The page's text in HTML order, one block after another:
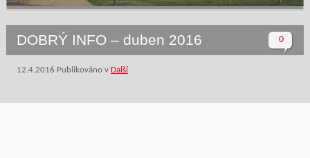
0
DOBRÝ INFO – duben 2016
12.4.2016 Publikováno v Další